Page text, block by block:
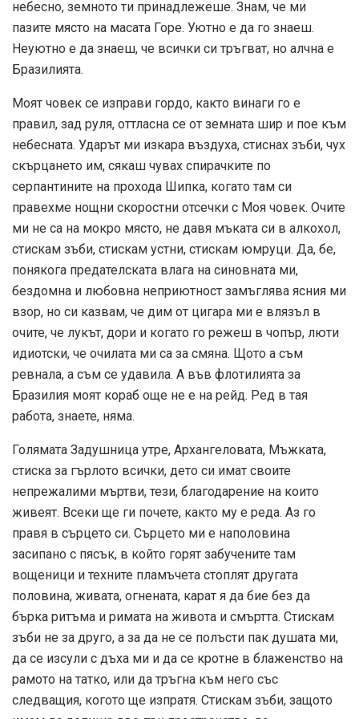
небесно, земното ти принадлежеше. Знам, че ми
пазите място на масата Горе. Уютно е да го знаеш.
Неуютно е да знаеш, че всички си тръгват, но алчна е
Бразилията.
Моят човек се изправи гордо, както винаги го е
правил, зад руля, оттласна се от земната шир и пое към
небесната. Ударът ми изкара въздуха, стиснах зъби, чух
скърцането им, сякаш чувах спирачките по
серпантините на прохода Шипка, когато там си
правехме нощни скоростни отсечки с Моя човек. Очите
ми не са на мокро място, не давя мъката си в алкохол,
стискам зъби, стискам устни, стискам юмруци. Да, бе,
понякога предателската влага на синовната ми,
бездомна и любовна неприютност замъглява ясния ми
взор, но си казвам, че дим от цигара ми е влязъл в
очите, че лукът, дори и когато го режеш в чопър, люти
идиотски, че очилата ми са за смяна. Щото а съм
ревнала, а съм се удавила. А във флотилията за
Бразилия моят кораб още не е на рейд. Ред в тая
работа, знаете, няма.
Голямата Задушница утре, Архангеловата, Мъжката,
стиска за гърлото всички, дето си имат своите
непрежалими мъртви, тези, благодарение на които
живеят. Всеки ще ги почете, както му е реда. Аз го
правя в сърцето си. Сърцето ми е наполовина
засипано с пясък, в който горят забучените там
вощеници и техните пламъчета стоплят другата
половина, живата, огнената, карат я да бие без да
бърка ритъма и римата на живота и смъртта. Стискам
зъби не за друго, а за да не се полъсти пак душата ми,
да се изсули с дъха ми и да се кротне в блаженство на
рамото на татко, или да тръгна към него със
следващия, когото ще изпратя. Стискам зъби, защото